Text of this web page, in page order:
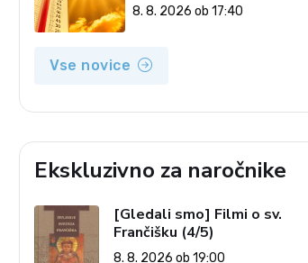
8. 8. 2026 ob 17:40
Vse novice
Ekskluzivno za naročnike
[Gledali smo] Filmi o sv.
Frančišku (4/5)
8. 8. 2026 ob 19:00